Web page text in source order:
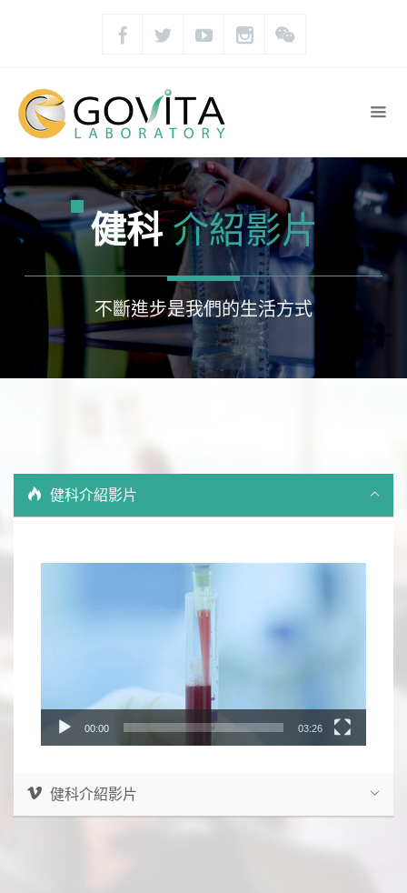
健科介紹影片
不斷進步是我們的生活方式
健科介紹影片
Video
Player
00:00 03:26
健科介紹影片